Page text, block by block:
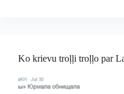
Ko krievu troļļi troļļo par